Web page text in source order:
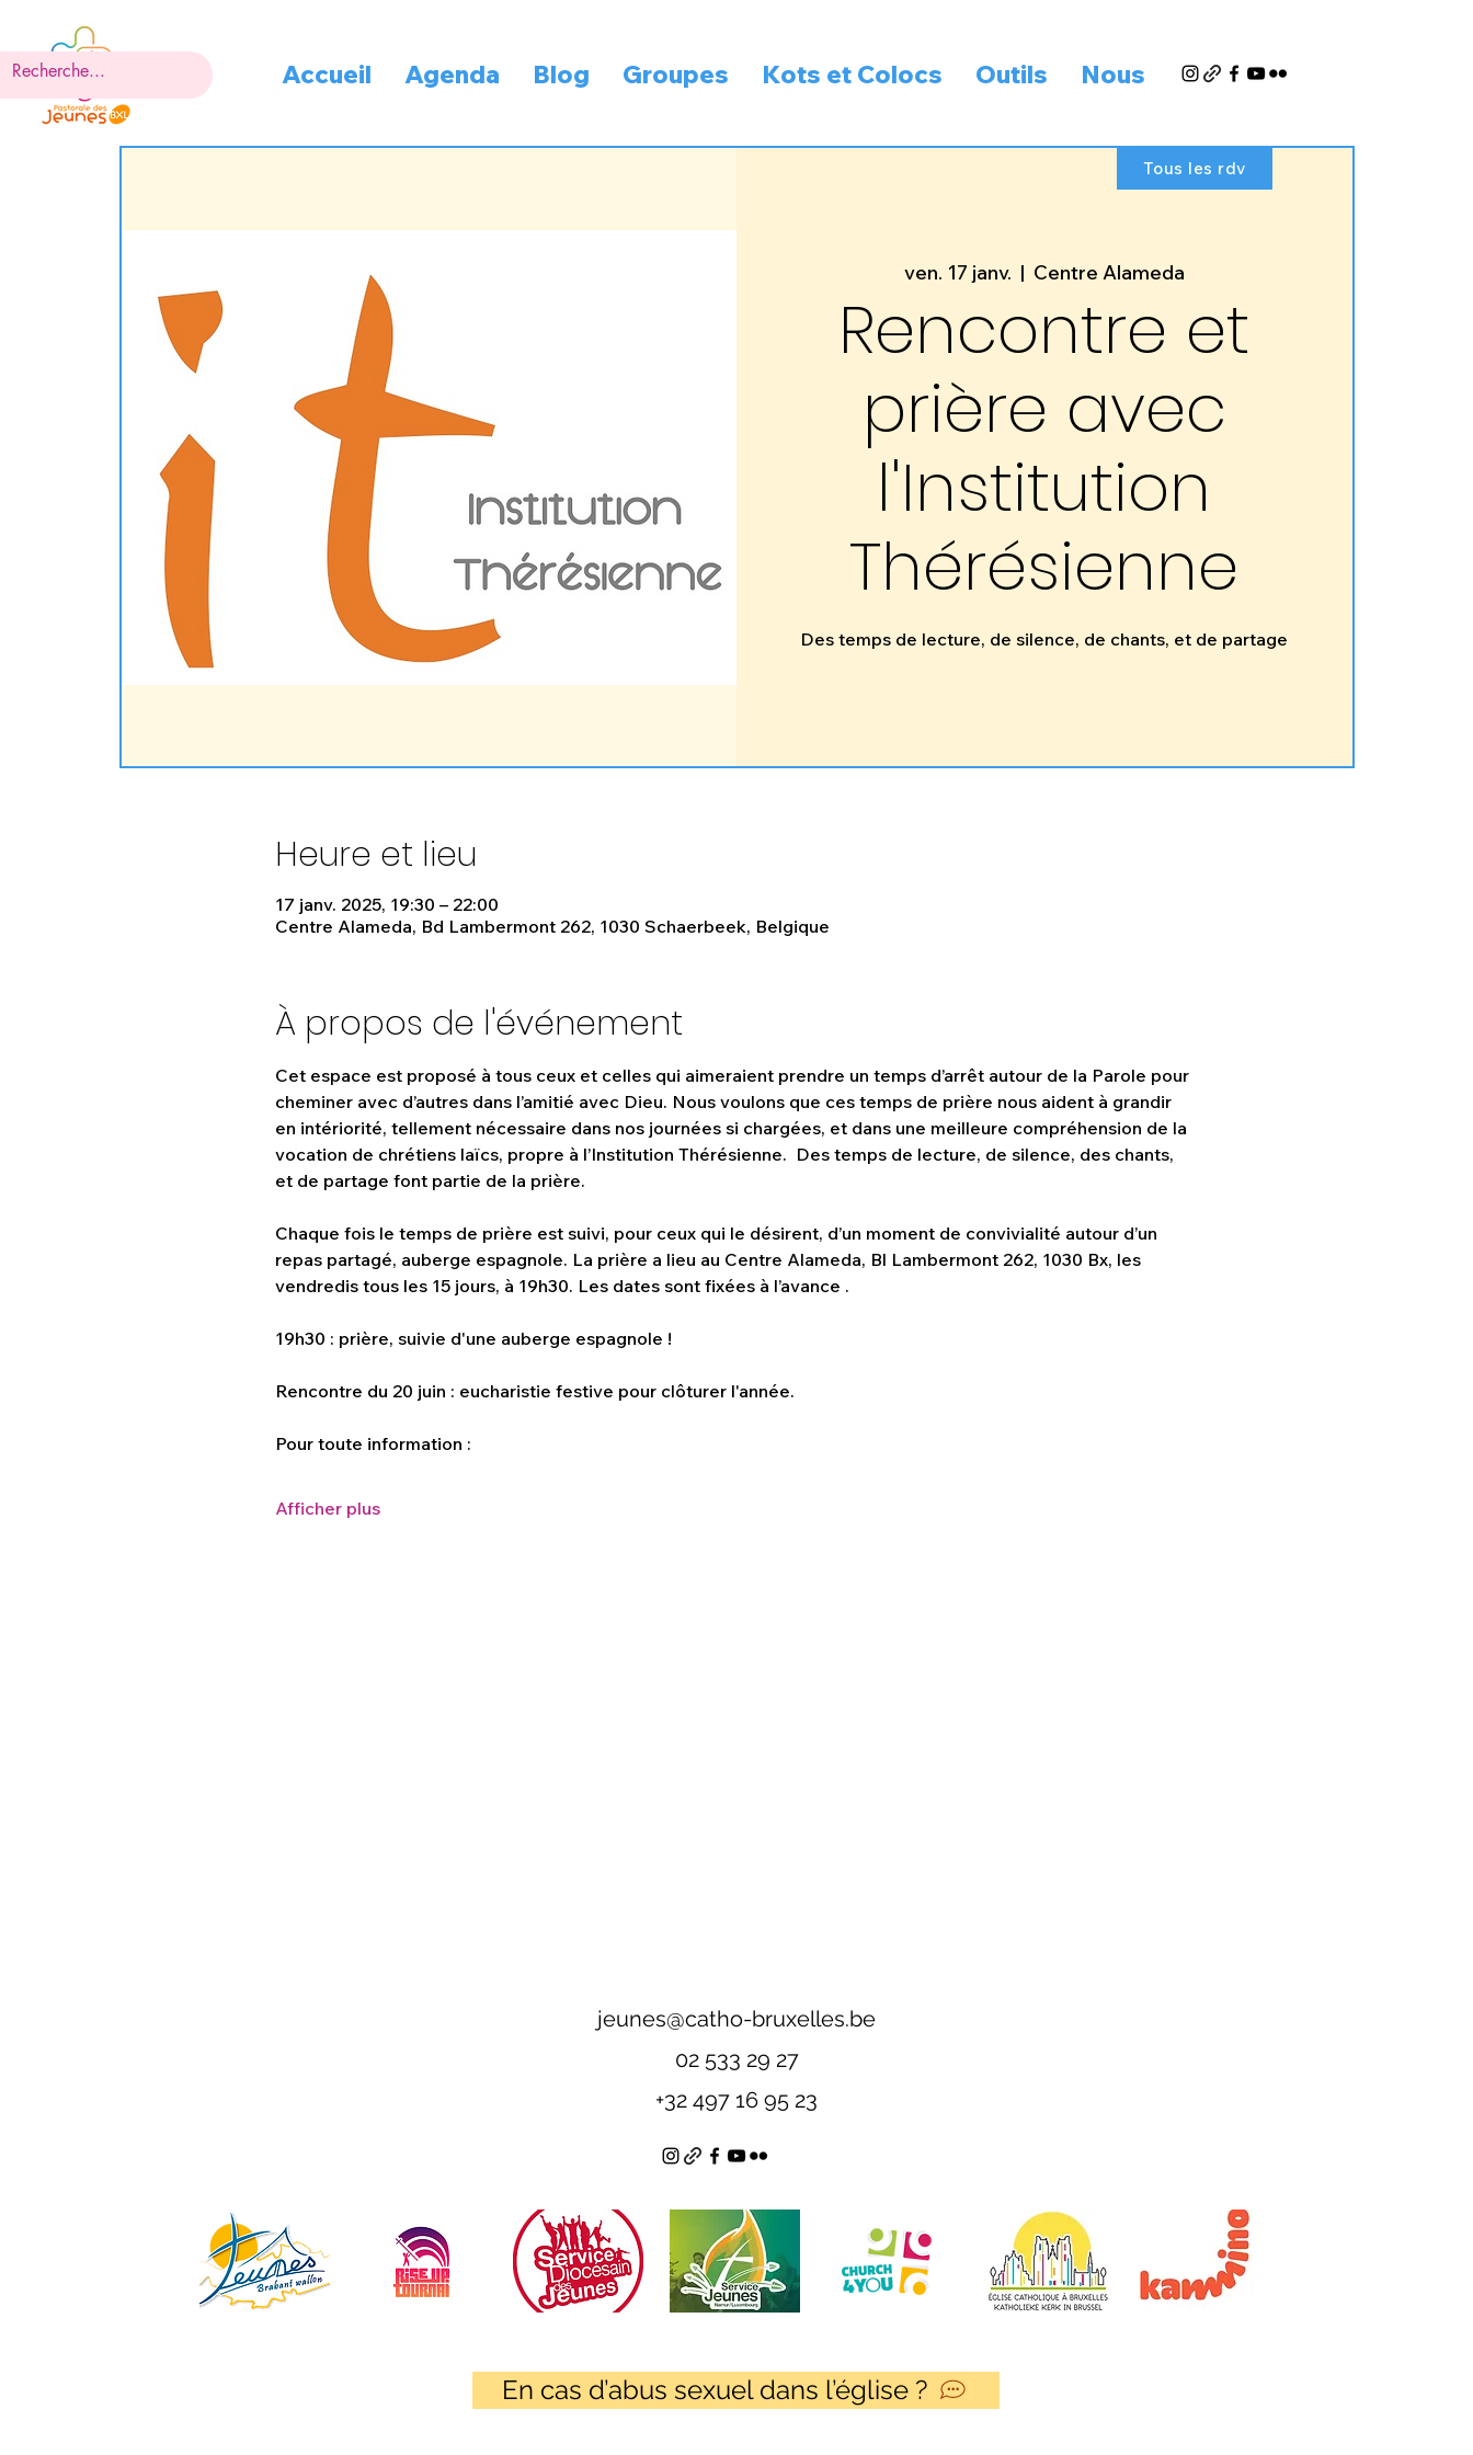
Accueil Agenda Blog Groupes Kots et Colocs Outils Nous
ven. 17 janv.
  |
Centre Alameda
Rencontre et
prière avec
l'Institution
Thérésienne
Des temps de lecture, de silence, de chants, et de partage
Heure et lieu
17 janv. 2025, 19:30 – 22:00
Centre Alameda, Bd Lambermont 262, 1030 Schaerbeek, Belgique
À propos de l'événement
Cet espace est proposé à tous ceux et celles qui aimeraient prendre un temps d’arrêt autour de la Parole pour
cheminer avec d’autres dans l’amitié avec Dieu. Nous voulons que ces temps de prière nous aident à grandir
en intériorité, tellement nécessaire dans nos journées si chargées, et dans une meilleure compréhension de la
vocation de chrétiens laïcs, propre à l’Institution Thérésienne.  Des temps de lecture, de silence, des chants,
et de partage font partie de la prière.
Chaque fois le temps de prière est suivi, pour ceux qui le désirent, d’un moment de convivialité autour d’un
repas partagé, auberge espagnole. La prière a lieu au Centre Alameda, Bl Lambermont 262, 1030 Bx, les
vendredis tous les 15 jours, à 19h30. Les dates sont fixées à l’avance .
19h30 : prière, suivie d'une auberge espagnole !
Rencontre du 20 juin : eucharistie festive pour clôturer l'année.
Pour toute information :
Afficher plus
Tous les rdv
jeunes@catho-bruxelles.be
02 533 29 27
+32 497 16 95 23
En cas d’abus sexuel dans l’église ?